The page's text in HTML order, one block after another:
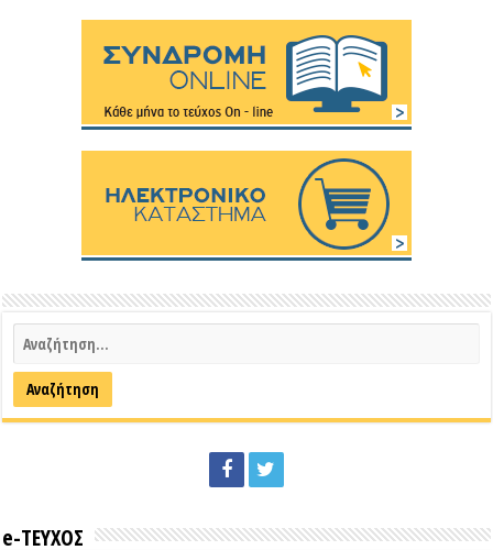
e-ΤΕΥΧΟΣ